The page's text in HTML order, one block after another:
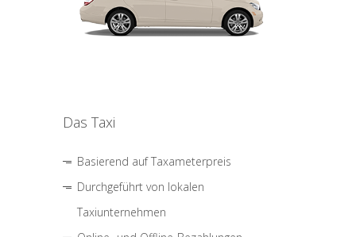
Das Taxi
Basierend auf Taxameterpreis
Durchgeführt von lokalen
Taxiunternehmen